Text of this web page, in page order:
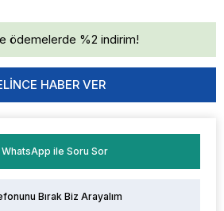
ödemelerde %2 indirim!
HABER VER
WhatsApp ile Soru Sor
Bırak Biz Arayalım